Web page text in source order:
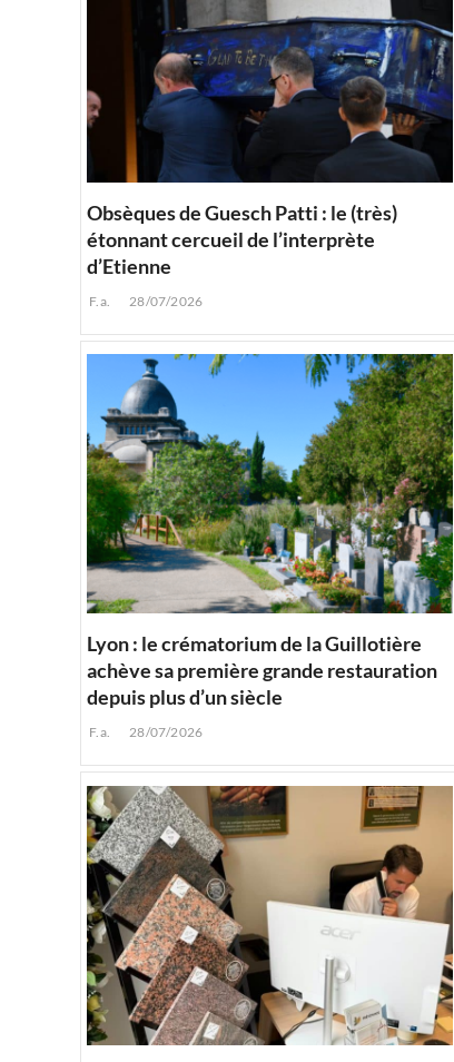
Obsèques de Guesch Patti : le (très)
étonnant cercueil de l’interprète
d’Etienne
F.a. 28/07/2026
Lyon : le crématorium de la Guillotière
achève sa première grande restauration
depuis plus d’un siècle
F.a. 28/07/2026